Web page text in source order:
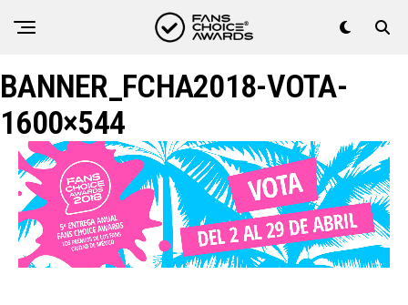
BANNER_FCHA2018-VOTA-
1600×544